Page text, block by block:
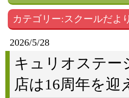
カテゴリー:スクールだより
2026/5/28
キュリオステー
店は16周年を迎